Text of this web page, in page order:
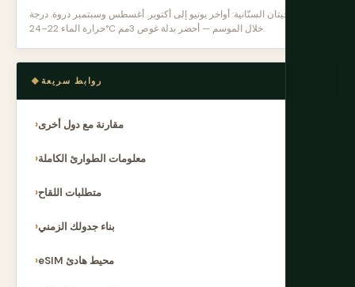
موسم الحيتان السنّانية: أواخر يونيو إلى أكتوبر. أغسطس وسبتمبر ذروة. درجة
حرارة الماء 22–24°C خلال الموسم — أحضر بدلة غوص 3مم.
روابط سريعة
مقارنة مع دول أخرى
معلومات الطوارئ الكاملة
متطلبات اللقاح
بناء جدولك الزمني
eSIM محيط هادئ